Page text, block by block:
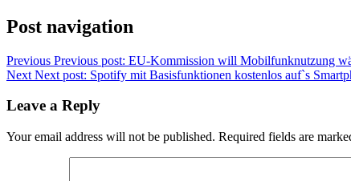
Post navigation
Previous Previous post: EU-Kommission will Mobilfunknutzung
Next Next post: Spotify mit Basisfunktionen kostenlos auf`s
Leave a Reply
Your email address will not be published. Required fields are